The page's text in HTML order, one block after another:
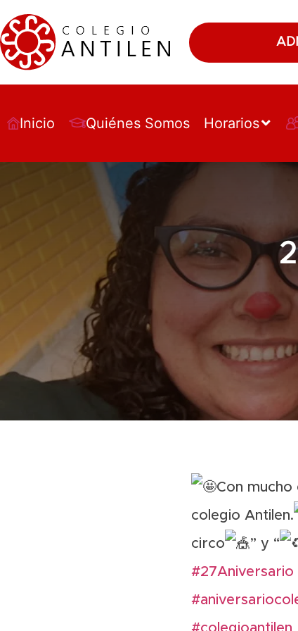
Inicio Quiénes Somos Horarios
Con mucho
colegio Antilen.
circo
” y “
#27Aniversario
#colegioantilen